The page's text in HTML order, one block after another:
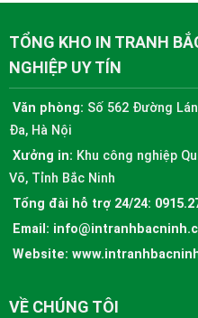
TỔNG KHO IN TRANH
NGHIỆP UY TÍN
Văn phòng: Số 562 Đường
Đa, Hà Nội
Xưởng in: Khu công nghiệp
Võ, Tỉnh Bắc Ninh
Tổng đài hỗ trợ 24/24:
Email:
Website:
VỀ CHÚNG TÔI